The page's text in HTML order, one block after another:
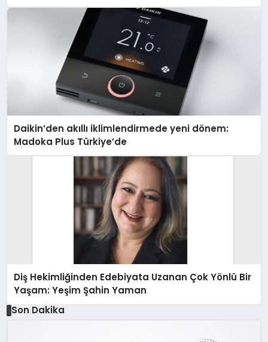
Daikin’den akıllı iklimlendirmede yeni dönem:
Madoka Plus Türkiye’de
Diş Hekimliğinden Edebiyata Uzanan Çok Yönlü Bir
Yaşam: Yeşim Şahin Yaman
Son Dakika